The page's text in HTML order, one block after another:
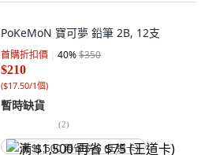
PoKeMoN 寶可夢 鉛筆 2B, 12支
首購折扣價 40%$350
$210
($17.50/1個)
暫時缺貨
(2)
满 $1,500 再省 $75 (王道卡)